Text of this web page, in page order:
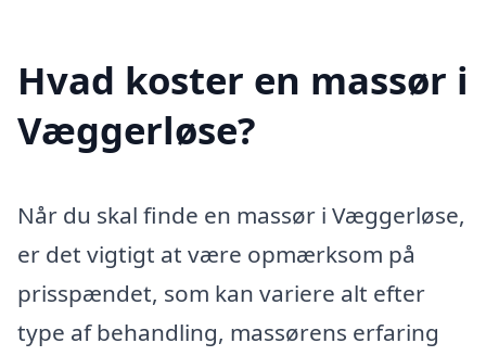
Hvad koster en massør i
Væggerløse?
Når du skal finde en massør i Væggerløse,
er det vigtigt at være opmærksom på
prisspændet, som kan variere alt efter
type af behandling, massørens erfaring